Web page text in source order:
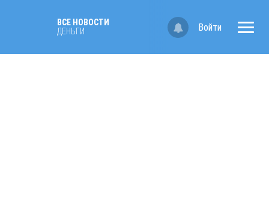
ВСЕ НОВОСТИ
ДЕНЬГИ
Войти